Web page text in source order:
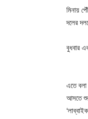
মিনায়
দলের
বুধবার
এতে বলা
আসতে শুরু